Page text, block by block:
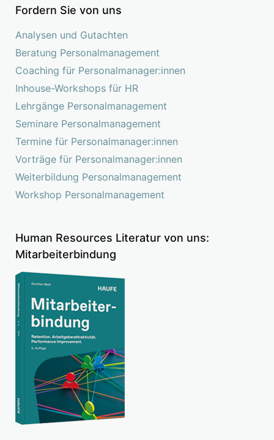
Fordern Sie von uns
Analysen und Gutachten
Beratung Personalmanagement
Coaching für Personalmanager:innen
Inhouse-Workshops für HR
Lehrgänge Personalmanagement
Seminare Personalmanagement
Termine für Personalmanager:innen
Vorträge für Personalmanager:innen
Weiterbildung Personalmanagement
Workshop Personalmanagement
Human Resources Literatur von uns:
Mitarbeiterbindung